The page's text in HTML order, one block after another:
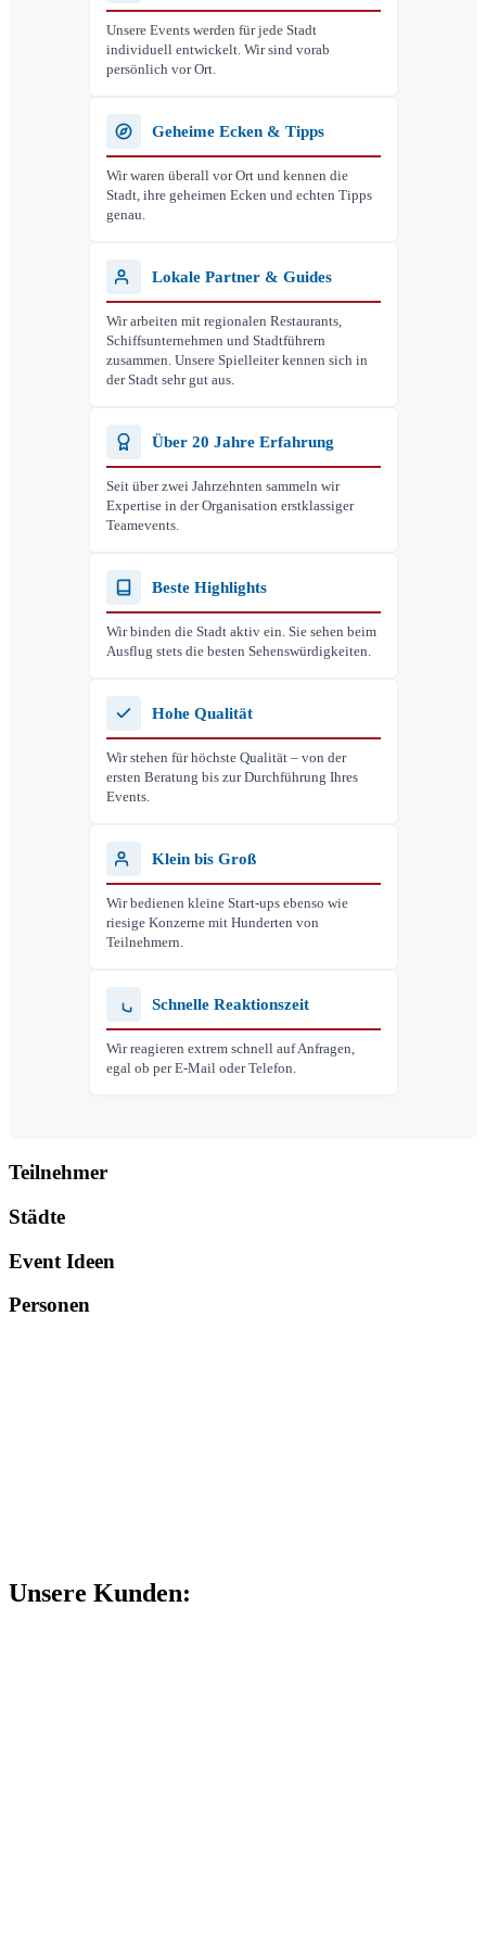
Unsere Events werden für jede Stadt
individuell entwickelt. Wir sind vorab
persönlich vor Ort.
Geheime Ecken & Tipps
Wir waren überall vor Ort und kennen die
Stadt, ihre geheimen Ecken und echten Tipps
genau.
Lokale Partner & Guides
Wir arbeiten mit regionalen Restaurants,
Schiffsunternehmen und Stadtführern
zusammen. Unsere Spielleiter kennen sich in
der Stadt sehr gut aus.
Über 20 Jahre Erfahrung
Seit über zwei Jahrzehnten sammeln wir
Expertise in der Organisation erstklassiger
Teamevents.
Beste Highlights
Wir binden die Stadt aktiv ein. Sie sehen beim
Ausflug stets die besten Sehenswürdigkeiten.
Hohe Qualität
Wir stehen für höchste Qualität – von der
ersten Beratung bis zur Durchführung Ihres
Events.
Klein bis Groß
Wir bedienen kleine Start-ups ebenso wie
riesige Konzerne mit Hunderten von
Teilnehmern.
Schnelle Reaktionszeit
Wir reagieren extrem schnell auf Anfragen,
egal ob per E-Mail oder Telefon.
Teilnehmer
Städte
Event Ideen
Personen
Unsere Kunden: